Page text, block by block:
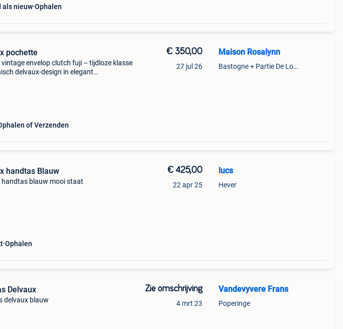
als nieuw Ophalen
pochette
vintage envelop clutch fuji – tijdloze klasse
delvaux-design in elegant
of Verzenden
€ 350,00
27 jul 26
Maison Rosalynn
Bastogne + Partie De Longchamps Et Sibret
handtas Blauw
handtas blauw mooi staat
Ophalen
€ 425,00
22 apr 25
lucs
Hever
Delvaux
delvaux blauw
Zie omschrijving
4 mrt 23
Vandevyvere Frans
Poperinge